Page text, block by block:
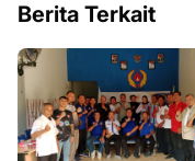
Berita Terkait